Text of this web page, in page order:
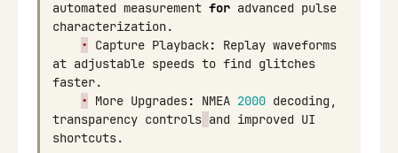
automated measurement for advanced pulse
characterization.
•
Capture Playback: Replay waveforms
at adjustable speeds to find glitches
faster.
•
More Upgrades: NMEA 2000 decoding ,
transparency controls and improved UI
shortcuts.